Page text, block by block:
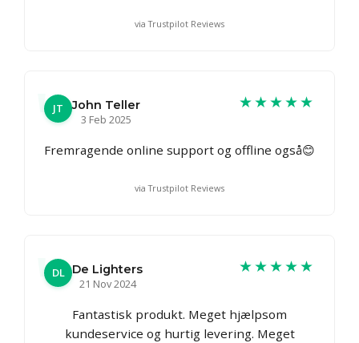
via Trustpilot Reviews
JT
John Teller
3 Feb 2025
★★★★★
Fremragende online support og offline også😊
via Trustpilot Reviews
DL De Lighters
21 Nov 2024
★★★★★
Fantastisk produkt. Meget hjælpsom
kundeservice og hurtig levering. Meget